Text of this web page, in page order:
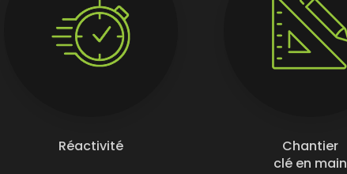
Réactivité
Chantier
clé en main